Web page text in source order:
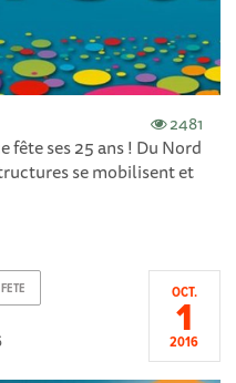
2481
fête ses 25 ans ! Du Nord
se mobilisent et
FETE OCT.
1
2016